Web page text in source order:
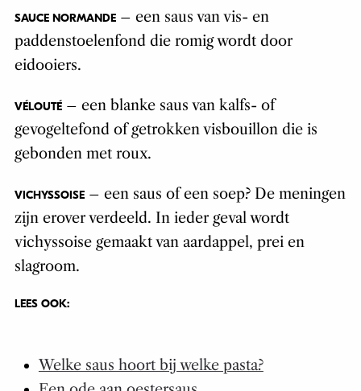
SAUCE NORMANDE– een saus van vis- en
paddenstoelenfond die romig wordt door
eidooiers.
VÉLOUTÉ– een blanke saus van kalfs- of
gevogeltefond of getrokken visbouillon die is
gebonden met roux.
VICHYSSOISE– een saus of een soep? De meningen
zijn erover verdeeld. In ieder geval wordt
vichyssoise gemaakt van aardappel, prei en
slagroom.
LEES OOK:
Welke saus hoort bij welke pasta?